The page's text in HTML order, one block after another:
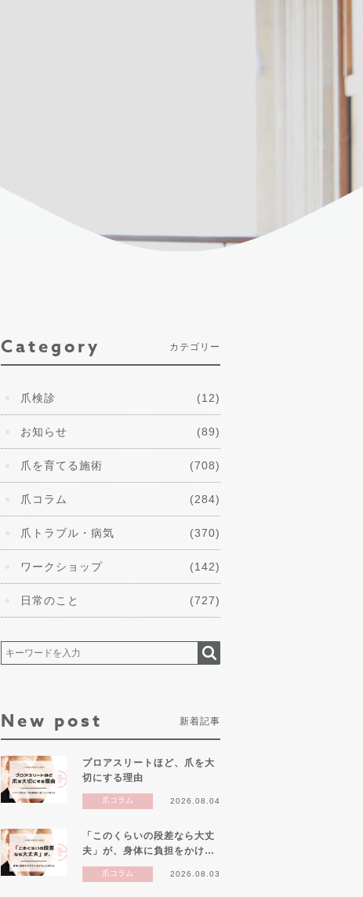
Category カテゴリー
爪検診 (12)
お知らせ (89)
爪を育てる施術 (708)
爪コラム (284)
爪トラブル・病気 (370)
ワークショップ (142)
日常のこと (727)
New post 新着記事
プロアスリートほど、爪を大
切にする理由
爪コラム 2026.08.04
「このくらいの段差なら大丈
夫」が、身体に負担をかけ…
爪コラム 2026.08.03